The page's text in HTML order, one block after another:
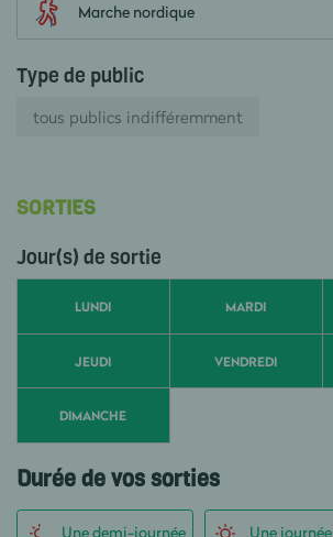
Marche nordique
Type de public
tous publics indifféremment
SORTIES
Jour(s) de sortie
LUNDI MARDI
JEUDI VENDREDI
DIMANCHE
Durée de vos sorties
Une demi-journée Une journée